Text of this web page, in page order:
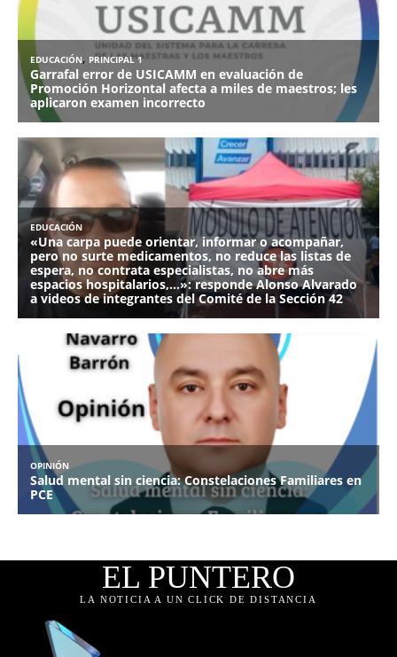
EL PUNTERO
LA NOTICIA A UN CLICK DE DISTANCIA